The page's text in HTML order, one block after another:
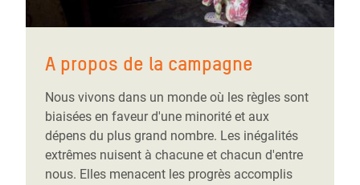
A propos de la campagne
Nous vivons dans un monde où les règles sont
biaisées en faveur d'une minorité et aux
dépens du plus grand nombre. Les inégalités
extrêmes nuisent à chacune et chacun d'entre
nous. Elles menacent les progrès accomplis